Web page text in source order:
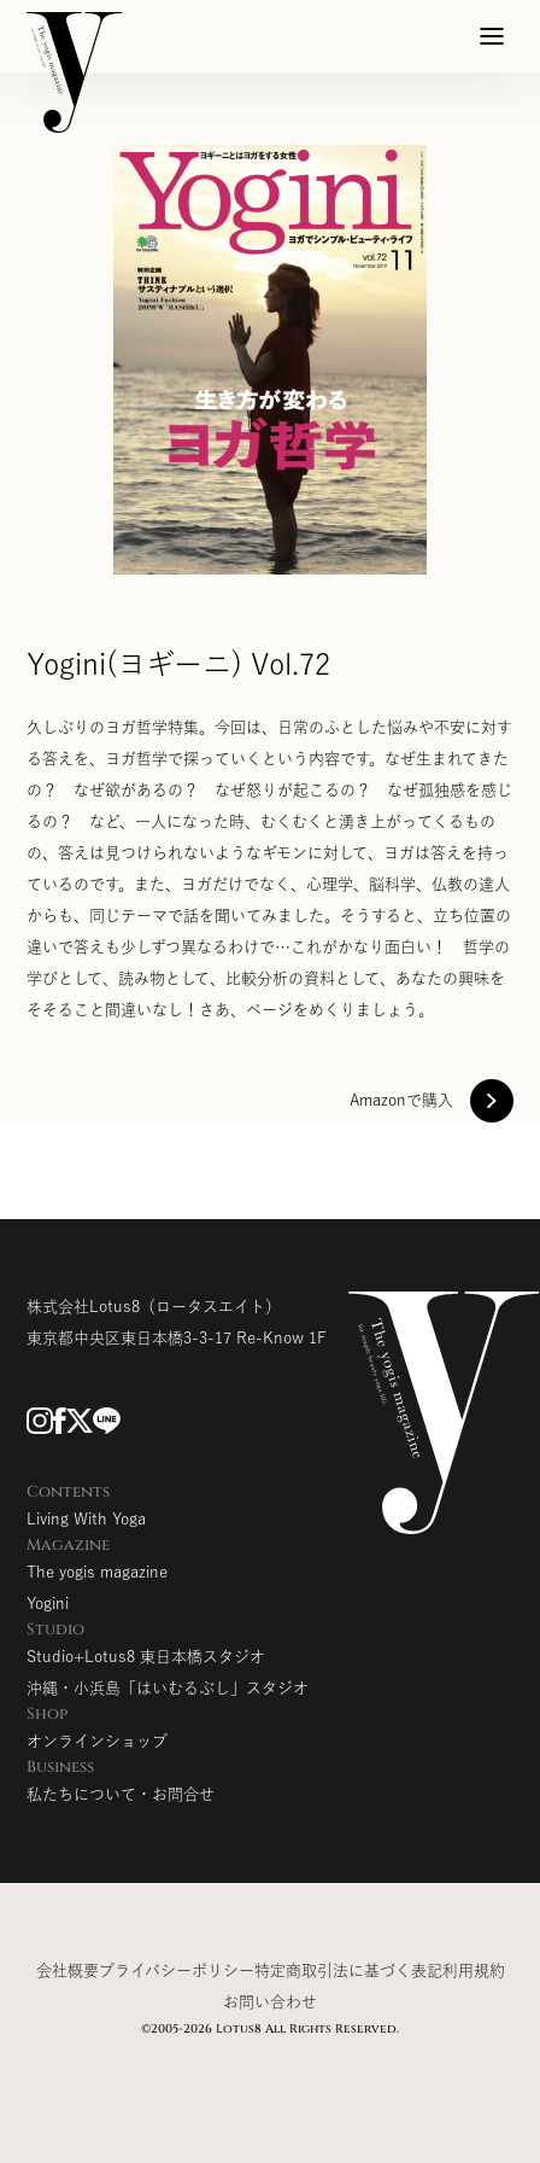
Yogini(ヨギーニ) Vol.72
久しぶりのヨガ哲学特集。今回は、日常のふとした悩みや不安に対す
る答えを、ヨガ哲学で探っていくという内容です。なぜ生まれてきた
の？ なぜ欲があるの？ なぜ怒りが起こるの？ なぜ孤独感を感じ
るの？ など、一人になった時、むくむくと湧き上がってくるもの
の、答えは見つけられないようなギモンに対して、ヨガは答えを持っ
ているのです。また、ヨガだけでなく、心理学、脳科学、仏教の達人
からも、同じテーマで話を聞いてみました。そうすると、立ち位置の
違いで答えも少しずつ異なるわけで…これがかなり面白い！ 哲学の
学びとして、読み物として、比較分析の資料として、あなたの興味を
そそること間違いなし！さあ、ページをめくりましょう。
Amazonで購入
株式会社Lotus8 （ロータスエイト）
東京都中央区東日本橋3-3-17 Re-Know 1F
Contents
Living With Yoga
Magazine
The yogis magazine
Yogini
Studio
Studio+Lotus8 東日本橋スタジオ
沖縄・小浜島「はいむるぶし」スタジオ
Shop
オンラインショップ
Business
私たちについて・お問合せ
©2005-2026 Lotus8 All Rights Reserved.
会社概要プライバシーポリシー特定商取引法に基づく表記利用規約
お問い合わせ